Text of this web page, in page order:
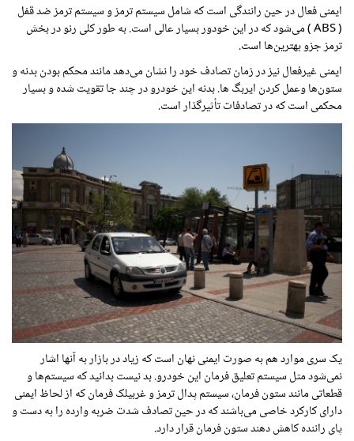
ایمنی فعال در حین رانندگی است که شامل سیستم ترمز و سیستم ترمز ضد قفل
(
) می‌شود که در این خودور بسیار عالی است. به طور کلی رنو در بخش
ترمز جزو بهترین‌ها است.
ایمنی غیرفعال نیز در زمان تصادف خود را نشان می‌دهد مانند محکم بودن بدنه و
ستون‌ها وعمل کردن ایربگ ها. بدنه این خودرو در چند جا تقویت شده و بسیار
محکمی است که در تصادفات تأثیرگذار است.
یک سری موارد هم به صورت ایمنی نهان است که زیاد در بازار به آنها اشار
نمی‌شود مثل سیستم تعلیق فرمان این خودرو. بد نیست بدانید که سیستم‌ها و
قطعاتی مانند ستون فرمان، سیستم پدال ترمز و غربیلک فرمان که از لحاظ ایمنی
دارای کارکرد خاصی می‌باشند که در حین تصادف شدت ضربه وارده را به دست و
پای راننده کاهش دهند ستون فرمان قرار دارد.